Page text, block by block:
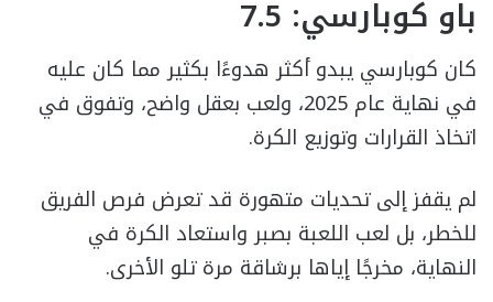
باو كوبارسي: 7.5
كان كوبارسي يبدو أكثر هدوءًا بكثير مما كان عليه
في نهاية عام 2025، ولعب بعقل واضح، وتفوق في
اتخاذ القرارات وتوزيع الكرة.
لم يقفز إلى تحديات متهورة قد تعرض فرص الفريق
للخطر، بل لعب اللعبة بصبر واستعاد الكرة في
النهاية، مخرجًا إياها برشاقة مرة تلو الأخرى.